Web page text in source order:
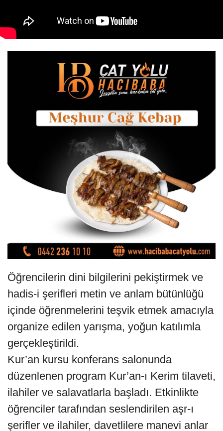
Öğrencilerin dini bilgilerini pekiştirmek ve
hadis-i şerifleri metin ve anlam bütünlüğü
içinde öğrenmelerini teşvik etmek amacıyla
organize edilen yarışma, yoğun katılımla
gerçekleştirildi.
Kur’an kursu konferans salonunda
düzenlenen program Kur’an-ı Kerim tilaveti,
ilahiler ve salavatlarla başladı. Etkinlikte
öğrenciler tarafından seslendirilen aşr-ı
şerifler ve ilahiler, davetlilere manevi anlar